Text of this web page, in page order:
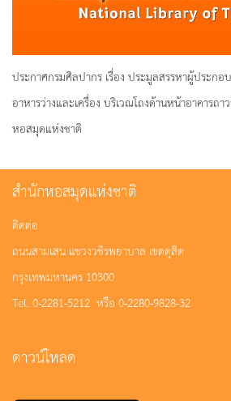
ประกาศกรมศิลปากร เรื่อง ประมูลสรรหาผู้ประกอ
อาหารว่างและเครื่อง บริเวณโถงด้านหน้าอาคารถ
หอสมุดแห่งชาติ
สำนักหอสมุดแห่งชาติ
ติดต่อ
ถนนสามเสน แขวงวชิรพยาบาล เขตดุสิต
กรุงเทพมหานคร 10300
Tel. 0-2281-5212 หรือ 0-2280-9828-32
ดาวน์โหลด